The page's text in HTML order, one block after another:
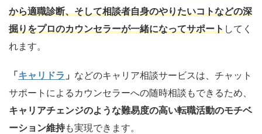
から適職診断、そして相談者自身のやりたいコトなどの深
掘りをプロのカウンセラーが一緒になってサポートしてく
れます。
「 キャリドラ 」 などのキャリア相談サービスは、チャット
サポートによるカウンセラーへの随時相談もできるため、
キャリアチェンジのような難易度の高い転職活動のモチベ
ーション維持も実現できます。